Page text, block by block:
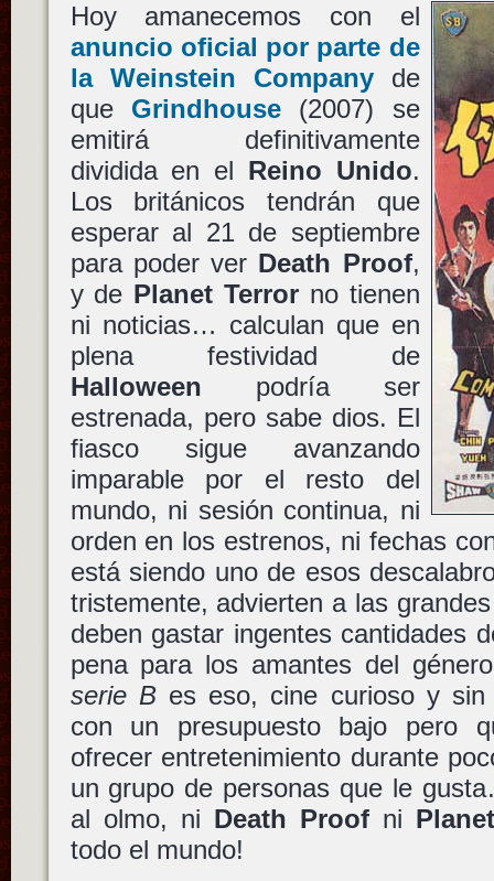
Hoy amanecemos con el
anuncio oficial por parte de
la Weinstein Companyde
que Grindhouse(2007) se
emitirá definitivamente
dividida en el Reino Unido.
Los británicos tendrán que
esperar al 21 de septiembre
para poder ver Death Proof,
y de Planet Terrorno tienen
ni noticias… calculan que en
plena festividad de
Halloween podría ser
estrenada, pero sabe dios. El
fiasco sigue avanzando
imparable por el resto del
mundo, ni sesión continua, ni
orden en los estrenos, ni fechas
está siendo uno de esos
tristemente, advierten a las
deben gastar ingentes cantidades
pena para los amantes del
serie Bes eso, cine curioso y sin
con un presupuesto bajo pero
ofrecer entretenimiento durante
un grupo de personas que le
al olmo, ni Death Proofni
todo el mundo!